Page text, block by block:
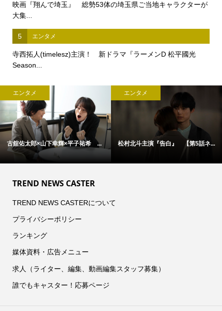
映画『翔んで埼玉』 総勢53体の埼玉県ご当地キャラクターが
大集...
5 エンタメ
寺西拓人(timelesz)主演！ 新ドラマ『ラーメンD 松平國光
Season...
...
エンタメ
アン・ハサウェイ×ユアン・マクレ...
エンタメ
松村北斗主演『告白』 本日21
TREND NEWS CASTER
TREND NEWS CASTERについて
プライバシーポリシー
ランキング
媒体資料・広告メニュー
求人（ライター、編集、動画編集スタッフ募集）
誰でもキャスター！応募ページ